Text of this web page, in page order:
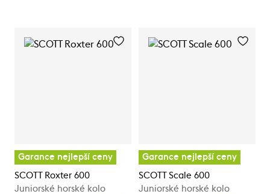
Garance nejlepší ceny
SCOTT Roxter 600
Juniorské horské kolo
Garance nejlepší ceny
SCOTT Scale 600
Juniorské horské kolo